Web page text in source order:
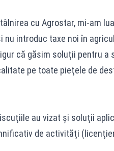
cu Agrostar, mi-am
introduc taxe noi în
că găsim soluţii pentru a
pe toate pieţele de
au vizat şi soluţii
de activităţi